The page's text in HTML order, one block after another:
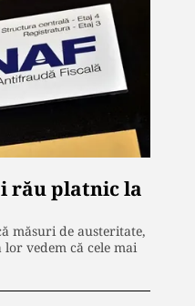
rău platnic la
măsuri de austeritate,
vedem că cele mai